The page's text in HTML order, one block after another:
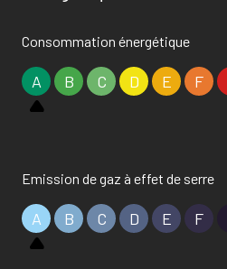
Consommation énergétique
A B C D E F
Emission de gaz à effet de serre
A B C D E F